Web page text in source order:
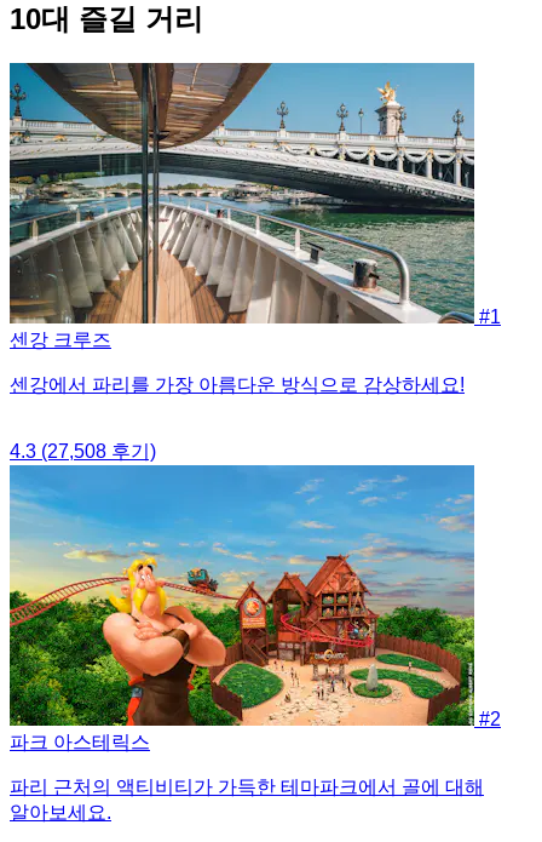
10대 즐길 거리
#1
센강 크루즈
센강에서 파리를 가장 아름다운 방식으로 감상하세요!
4.3 (27,508 후기)
#2
파크 아스테릭스
파리 근처의 액티비티가 가득한 테마파크에서 골에 대해
알아보세요.